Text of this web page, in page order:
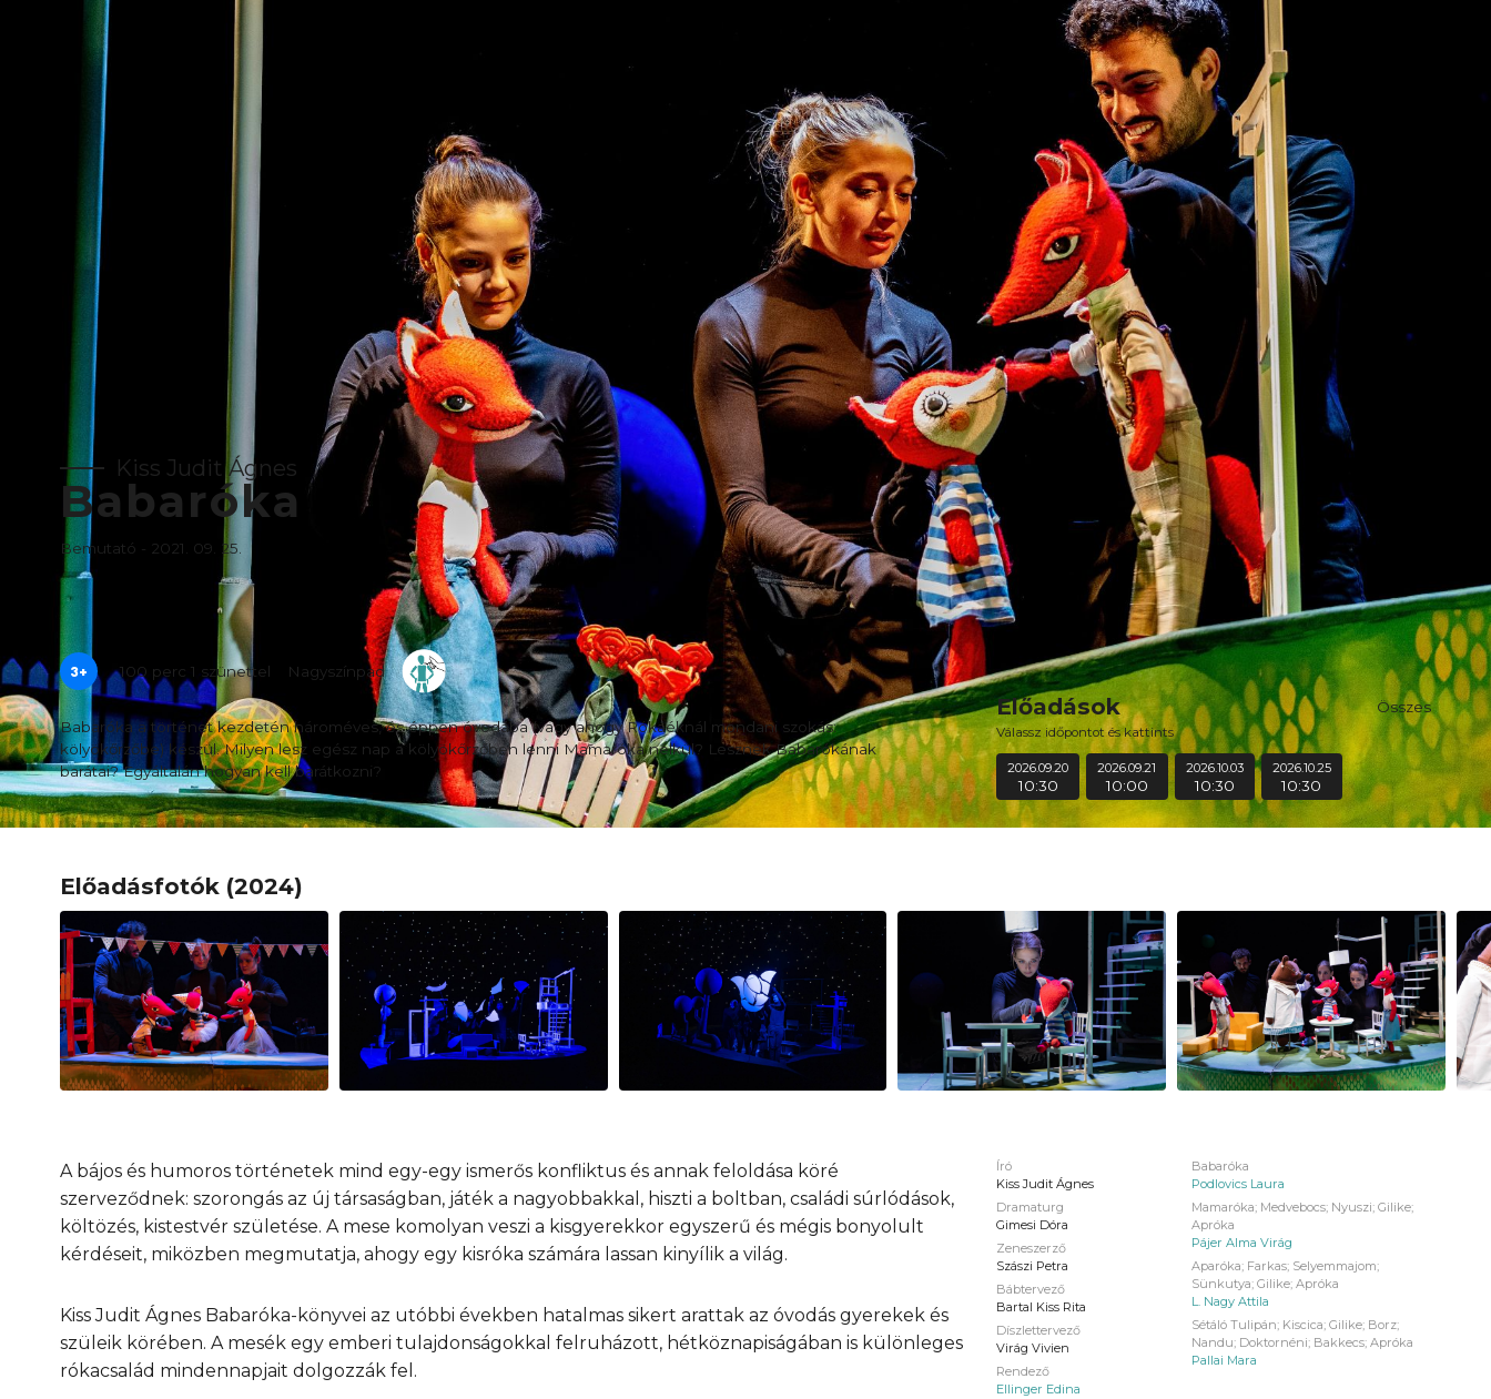
Kiss Judit Ágnes
Babaróka
Bemutató - 2021. 09. 25.
3+ 100 perc 1 szünettel Nagyszínpad
Babaróka a történet kezdetén hároméves, és éppen óvodába (vagy ahogy Rókáéknál mondani szokás:
kölyökőrzőbe) készül. Milyen lesz egész nap a kölyökőrzőben lenni Mamaróka nélkül? Lesznek Babarókának
barátai? Egyáltalán hogyan kell barátkozni?
Előadások Összes
Válassz időpontot és kattints
2026.09.20
10:30
2026.09.21
10:00
2026.10.03
10:30
2026.10.25
10:30
Előadásfotók (2024)
A bájos és humoros történetek mind egy-egy ismerős konfliktus és annak feloldása köré
szerveződnek: szorongás az új társaságban, játék a nagyobbakkal, hiszti a boltban, családi súrlódások,
költözés, kistestvér születése. A mese komolyan veszi a kisgyerekkor egyszerű és mégis bonyolult
kérdéseit, miközben megmutatja, ahogy egy kisróka számára lassan kinyílik a világ.
Kiss Judit Ágnes Babaróka-könyvei az utóbbi években hatalmas sikert arattak az óvodás gyerekek és
szüleik körében. A mesék egy emberi tulajdonságokkal felruházott, hétköznapiságában is különleges
rókacsalád mindennapjait dolgozzák fel.
Író
Kiss Judit Ágnes
Dramaturg
Gimesi Dóra
Zeneszerző
Szászi Petra
Bábtervező
Bartal Kiss Rita
Díszlettervező
Virág Vivien
Rendező
Ellinger Edina
Babaróka
Podlovics Laura
Mamaróka; Medvebocs; Nyuszi; Gilike;
Apróka
Pájer Alma Virág
Aparóka; Farkas; Selyemmajom;
Sünkutya; Gilike; Apróka
L. Nagy Attila
Sétáló Tulipán; Kiscica; Gilike; Borz;
Nandu; Doktornéni; Bakkecs; Apróka
Pallai Mara